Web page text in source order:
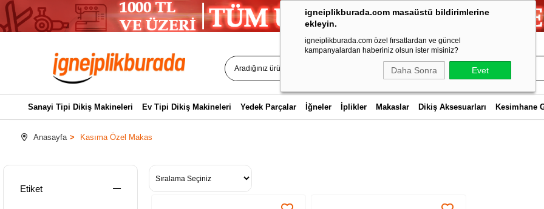
igneiplikburada.com masaüstü bildirimlerine
ekleyin.
igneiplikburada.com özel fırsatlardan ve güncel
kampanyalardan haberiniz olsun ister misiniz?
Daha Sonra Evet
Sanayi Tipi Dikiş Makineleri Ev Tipi Dikiş Makineleri Yedek Parçalar İğneler İplikler Makaslar Dikiş Aksesuarları Kesimhane
Anasayfa Kasıma Özel Makas
Etiket